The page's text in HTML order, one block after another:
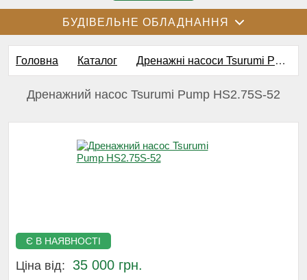
БУДІВЕЛЬНЕ ОБЛАДНАННЯ
Головна Каталог Дренажні насоси Tsurumi Pump
Дренажний насос Tsurumi Pump HS2.75S-52
Є В НАЯВНОСТІ
Ціна від: 35 000 грн.